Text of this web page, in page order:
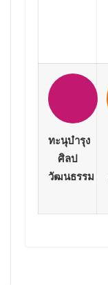
ทะนุบำรุง
ศิลป
วัฒนธรรม